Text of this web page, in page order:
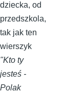
dziecka, od
przedszkola,
tak jak ten
wierszyk
"Kto ty
jesteś -
Polak